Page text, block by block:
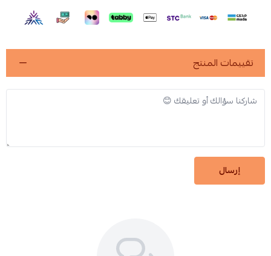
تقييمات المنتج
إرسال